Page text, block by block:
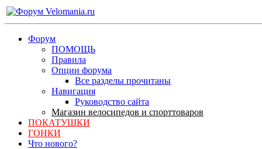
Форум
ПОМОЩЬ
Правила
Опции форума
Все разделы прочитаны
Навигация
Руководство сайта
Магазин велосипедов и спорттоваров
ПОКАТУШКИ
ГОНКИ
Что нового?